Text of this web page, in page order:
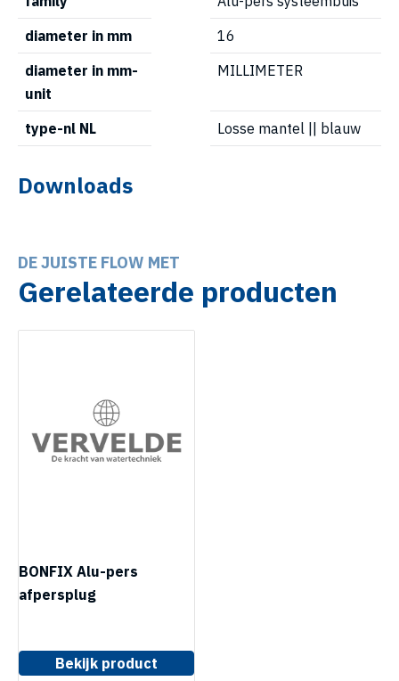
diameter in mm
16
diameter in mm-
unit
MILLIMETER
type-nl NL Losse mantel || blauw
Downloads
DE JUISTE FLOW MET
Gerelateerde producten
BONFIX Alu-pers
afpersplug
Bekijk product